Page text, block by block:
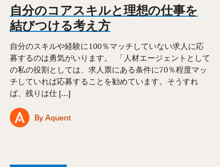
自分のコアスキルと理想の仕事を
結びつける考え方
自分のスキルや経験に100％マッチしていない求人に応
募するのは勇気がいります。 ⁠ 「人材エージェントとして
の私の役割としては、求人票にある条件に70％程度マッ
チしていれば応募することを勧めています。そうすれ
ば、残りは仕 […]
By Aquent